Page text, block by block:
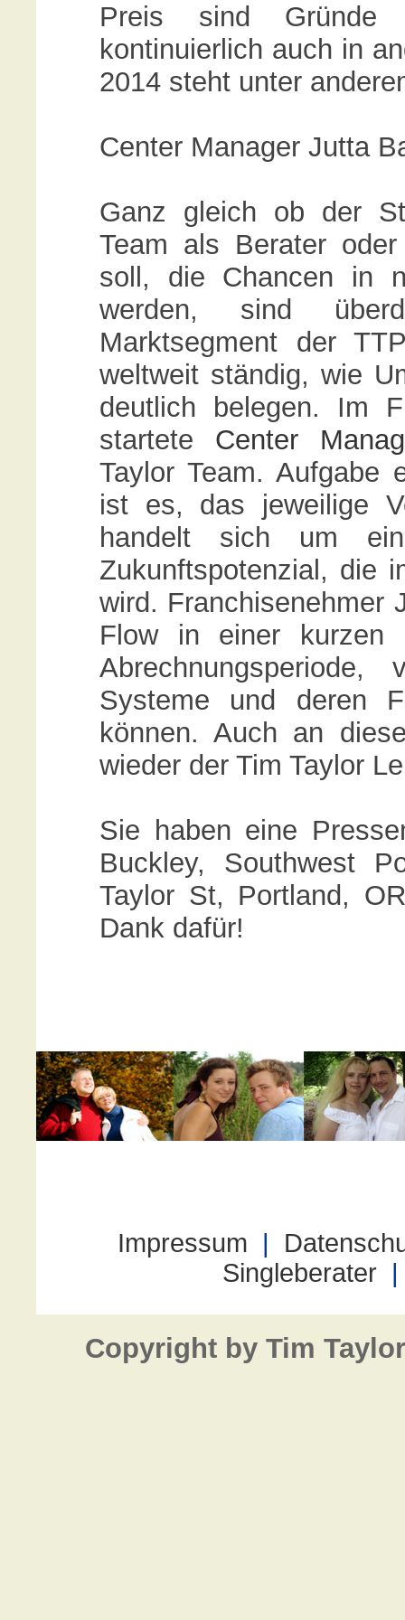
Preis sind
kontinuierlich auch in
2014 steht unter
Center Manager Jutta
Ganz gleich ob der
Team als Berater
soll, die Chancen in
werden, sind
Marktsegment der
weltweit ständig, wie
deutlich belegen. Im
startete Center
Taylor Team. Aufgabe
ist es, das jeweilige
handelt sich um
Zukunftspotenzial, die
wird. Franchisenehmer
Flow in einer kurzen
Systeme und deren
können. Auch an
wieder der Tim Taylor
Sie haben eine
Buckley, Southwest
Taylor St, Portland,
Dank dafür!
Copyright by Tim